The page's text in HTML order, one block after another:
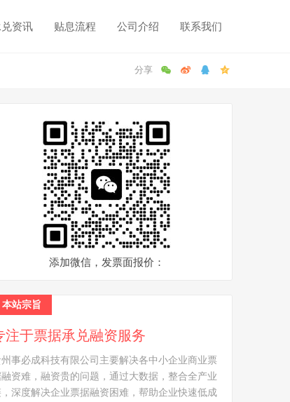
资讯 贴息流程 公司介绍 联系我们
添加微信，发票面报价：
本站宗旨
注于票据承兑融资服务
事必成科技有限公司主要解决各中小企业商业票
资难，融资贵的问题，通过大数据，整合全产业
深度解决企业票据融资困难，帮助企业快速低成